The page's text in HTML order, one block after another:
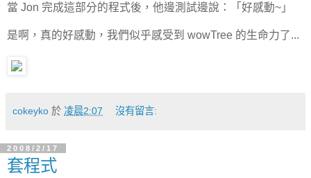
當 Jon 完成這部分的程式後，他邊測試邊說：「好感動~」
是啊，真的好感動，我們似乎感受到 wowTree 的生命力了...
cokeyko 於 凌晨2:07 沒有留言:
2008/2/17
套程式